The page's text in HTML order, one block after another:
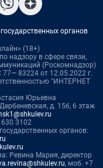
органов
(18+)
надзору в сфере связи,
(Роскомнадзор)
83224 от 12.05.2022 г.
"ИНТЕРНЕТ
Юрьевна
д. 15б, 6 этаж
630 3102
органов:
Ревина Мария, директор
, моб. +7